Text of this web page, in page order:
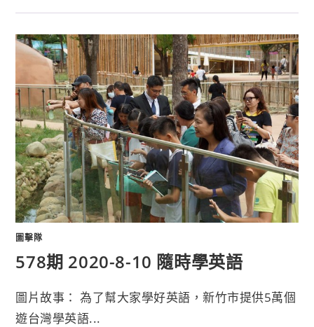
圖擊隊
578期 2020-8-10 隨時學英語
圖片故事： 為了幫大家學好英語，新竹市提供5萬個
遊台灣學英語...